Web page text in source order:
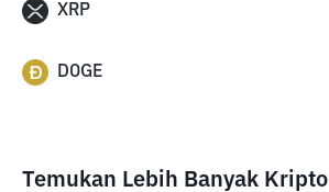
XRP
DOGE
Temukan Lebih Banyak Kripto